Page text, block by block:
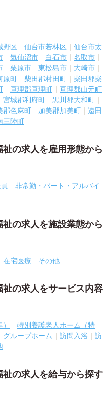
野区 仙台市若林区
仙台市太
気仙沼市 白石市
名取市
栗原市 東松島市
大崎市
原町 柴田郡村田町
柴田郡柴
亘理郡亘理町
亘理郡山元町
宮城郡利府町
黒川郡大和町
郡色麻町 加美郡加美町
遠田
三陸町
の求人を雇用形態から
非常勤・パート・アルバイ
の求人を施設業態から
在宅医療 その他
の求人をサービス内容
特別養護老人ホーム（特
グループホーム 訪問入浴
訪
の求人を給与から探す